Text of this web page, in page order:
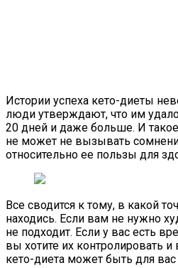
Истории успеха кето-диеты
люди утверждают, что им
20 дней и даже больше. И
не может не вызывать
относительно ее пользы для
Все сводится к тому, в какой
находись. Если вам не нужно
не подходит. Если у вас есть
вы хотите их контролировать и
кето-диета может быть для вас